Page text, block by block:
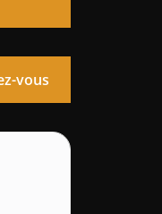
vous